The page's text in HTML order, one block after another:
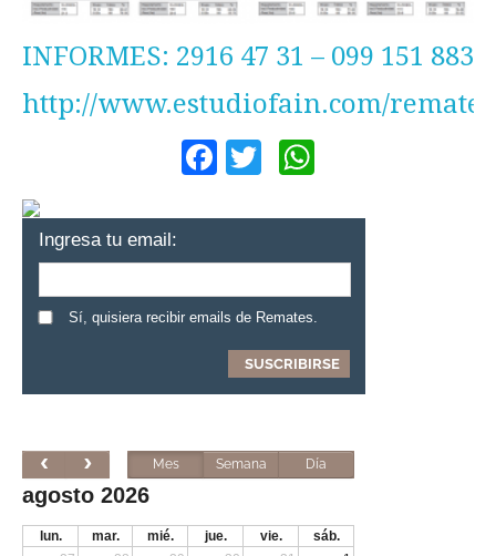
INFORMES: 2916 47 31 – 099 151 883
http://www.estudiofain.com/
Facebook
Twitter
Ingresa tu email:
Sí, quisiera recibir emails de Remates.
Mes Semana Día
agosto 2026
lun. mar. mié. jue. vie.
sáb.